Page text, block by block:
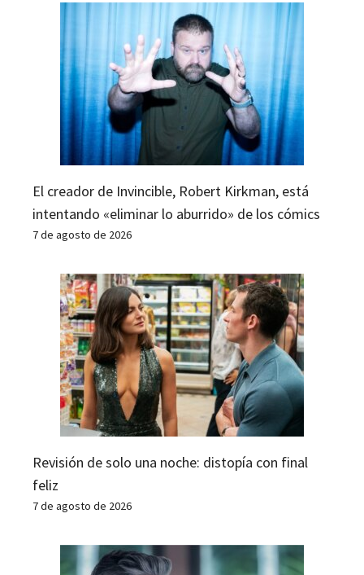
El creador de Invincible, Robert Kirkman, está
intentando «eliminar lo aburrido» de los cómics
7 de agosto de 2026
Revisión de solo una noche: distopía con final
feliz
7 de agosto de 2026